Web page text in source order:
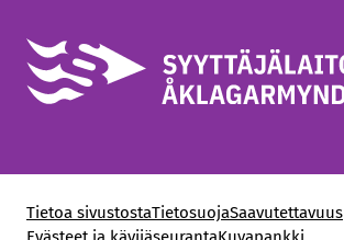
Tietoa sivustostaTietosuojaSaavutettavuus